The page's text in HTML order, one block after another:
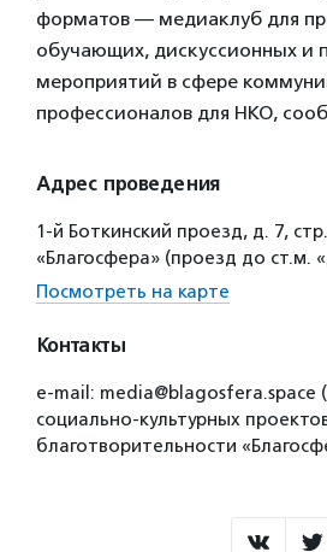
форматов — медиаклуб для
обучающих, дискуссионных и
мероприятий в сфере
профессионалов для НКО,
Адрес проведения
1-й Боткинский проезд, д. 7,
«Благосфера» (проезд до ст.м.
Посмотреть на карте
Контакты
e-mail: media@blagosfera.space
социально-культурных
благотворительности